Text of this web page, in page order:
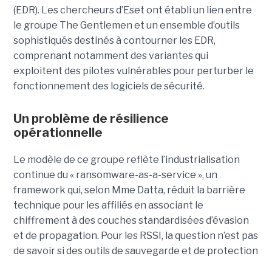
(EDR). Les chercheurs d’Eset ont établi un lien entre
le groupe The Gentlemen et un ensemble d’outils
sophistiqués destinés à contourner les EDR,
comprenant notamment des variantes qui
exploitent des pilotes vulnérables pour perturber le
fonctionnement des logiciels de sécurité.
Un problème de résilience
opérationnelle
Le modèle de ce groupe reflète l’industrialisation
continue du « ransomware-as-a-service », un
framework qui, selon Mme Datta, réduit la barrière
technique pour les affiliés en associant le
chiffrement à des couches standardisées d’évasion
et de propagation. Pour les RSSI, la question n’est pas
de savoir si des outils de sauvegarde et de protection